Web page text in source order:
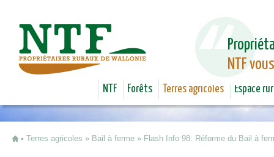
NTF
NTF Forêts Terres agricoles Espace
Terres agricoles » Bail à ferme » Flash Info 98: Réforme du Bail à